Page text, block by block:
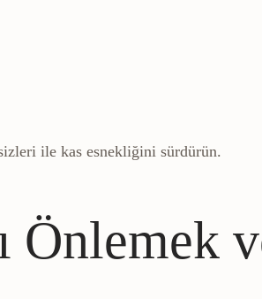
ile kas esnekliğini sürdürün.
Önlemek